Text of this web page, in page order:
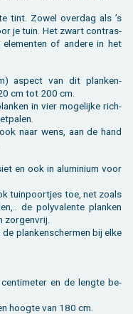
tint. Zowel over­dag als ’s
je tuin. Het zwart con­tras­
of an­de­re in het
as­pect van dit plan­ken­
cm tot 200 cm.
in vier mo­ge­lij­ke rich­
naar wens, aan de hand
en ook in alu­mi­ni­um voor
tuin­poort­jes toe, net zoals
de po­ly­va­len­te plan­ken
zor­gen­vrij.
plan­ken­scher­men bij elke
en de leng­te be­
hoog­te van 180 cm.